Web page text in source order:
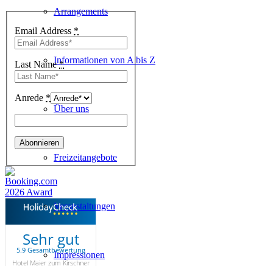
Arrangements
Informationen von A bis Z
Über uns
Freizeitangebote
Veranstaltungen
Impressionen
Email Address *
Last Name*
Anrede *
Sehr gut
5.9 Gesamtbewertung
Hotel Maier zum Kirschner